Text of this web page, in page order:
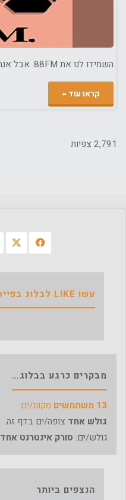
השמידו לנו את 88FM. אבל אנחנו לא נוותר עד שנחזיר אותה!
קראו עוד
2,791 צפיות
עשו LIKE לבלוג בפייסבוק
מבקרים כרגע בבלוג…
13 משתמשים
מקוונ/ים
גולש אחד צופה/ים בדף זה.
גולש/ים: סורק אינטרנט אחד
הנצפים ביותר